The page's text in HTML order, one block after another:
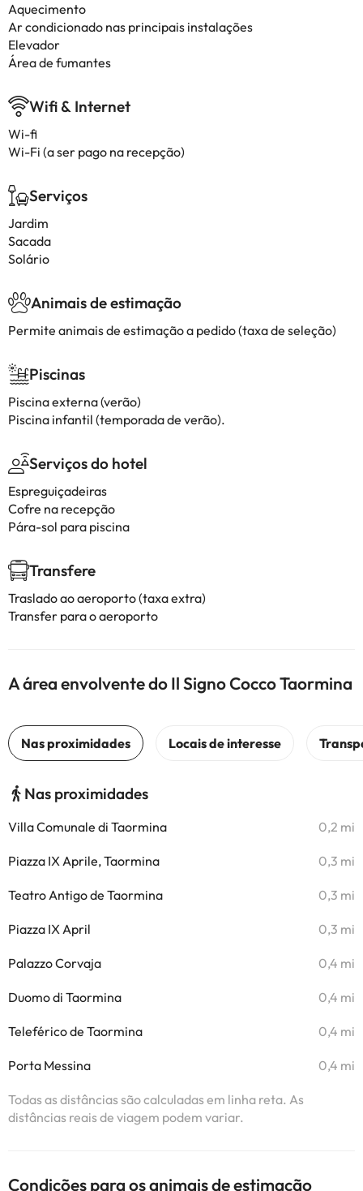
Aquecimento
Ar condicionado nas principais instalações
Elevador
Área de fumantes
Wifi & Internet
Wi-fi
Wi-Fi (a ser pago na recepção)
Serviços
Jardim
Sacada
Solário
Animais de estimação
Permite animais de estimação a pedido (taxa de seleção)
Piscinas
Piscina externa (verão)
Piscina infantil (temporada de verão).
Serviços do hotel
Espreguiçadeiras
Cofre na recepção
Pára-sol para piscina
Transfere
Traslado ao aeroporto (taxa extra)
Transfer para o aeroporto
A área envolvente do Il Signo Cocco Taormina
Nas proximidades
Villa Comunale di Taormina 0,2 mi
Piazza IX Aprile, Taormina 0,3 mi
Teatro Antigo de Taormina 0,3 mi
Piazza IX April 0,3 mi
Palazzo Corvaja 0,4 mi
Duomo di Taormina 0,4 mi
Teleférico de Taormina 0,4 mi
Porta Messina 0,4 mi
Todas as distâncias são calculadas em linha reta. As
distâncias reais de viagem podem variar.
Condições para os animais de estimação